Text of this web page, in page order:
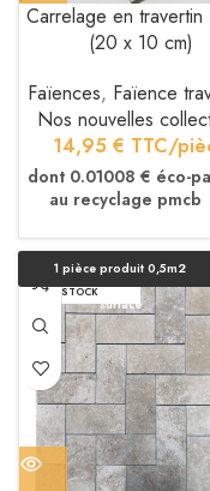
Carrelage en
(20 x 10 cm)
Faïences, Faïence
Nos nouvelles
14,95 € TTC/
dont 0.01008 € éco-
au recyclage pmcb
STOCK
1 pièce produit 0,5m2
surface